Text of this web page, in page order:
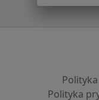
Polityka